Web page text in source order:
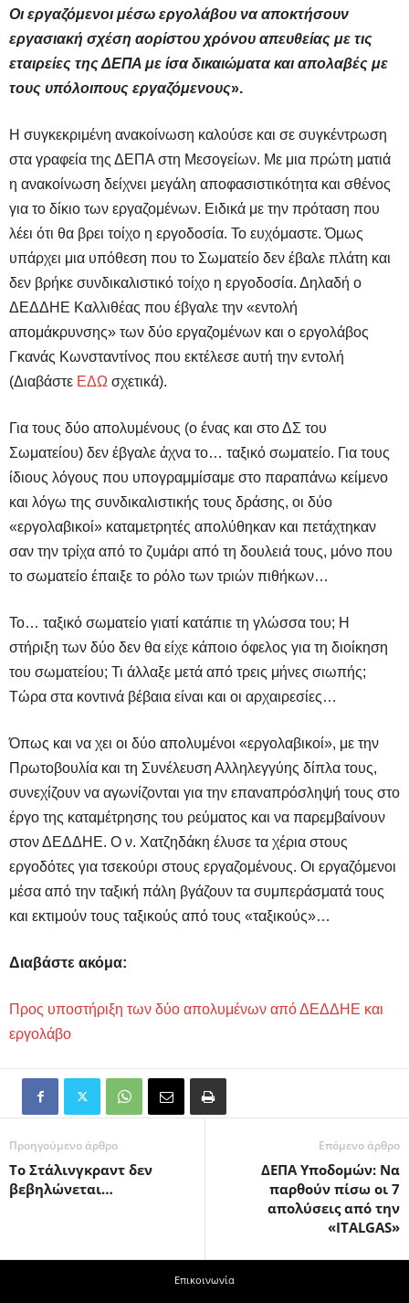
Οι εργαζόμενοι μέσω εργολάβου να αποκτήσουν
εργασιακή σχέση αορίστου χρόνου απευθείας με τις
εταιρείες της ΔΕΠΑ με ίσα δικαιώματα και απολαβές με
τους υπόλοιπους εργαζόμενους».
Η συγκεκριμένη ανακοίνωση καλούσε και σε συγκέντρωση
στα γραφεία της ΔΕΠΑ στη Μεσογείων. Με μια πρώτη ματιά
η ανακοίνωση δείχνει μεγάλη αποφασιστικότητα και σθένος
για το δίκιο των εργαζομένων. Ειδικά με την πρόταση που
λέει ότι θα βρει τοίχο η εργοδοσία. Το ευχόμαστε. Όμως
υπάρχει μια υπόθεση που το Σωματείο δεν έβαλε πλάτη και
δεν βρήκε συνδικαλιστικό τοίχο η εργοδοσία. Δηλαδή ο
ΔΕΔΔΗΕ Καλλιθέας που έβγαλε την «εντολή
απομάκρυνσης» των δύο εργαζομένων και ο εργολάβος
Γκανάς Κωνσταντίνος που εκτέλεσε αυτή την εντολή
(Διαβάστε ΕΔΩ σχετικά).
Για τους δύο απολυμένους (ο ένας και στο ΔΣ του
Σωματείου) δεν έβγαλε άχνα το… ταξικό σωματείο. Για τους
ίδιους λόγους που υπογραμμίσαμε στο παραπάνω κείμενο
και λόγω της συνδικαλιστικής τους δράσης, οι δύο
«εργολαβικοί» καταμετρητές απολύθηκαν και πετάχτηκαν
σαν την τρίχα από το ζυμάρι από τη δουλειά τους, μόνο που
το σωματείο έπαιξε το ρόλο των τριών πιθήκων…
Το… ταξικό σωματείο γιατί κατάπιε τη γλώσσα του; Η
στήριξη των δύο δεν θα είχε κάποιο όφελος για τη διοίκηση
του σωματείου; Τι άλλαξε μετά από τρεις μήνες σιωπής;
Τώρα στα κοντινά βέβαια είναι και οι αρχαιρεσίες…
Όπως και να χει οι δύο απολυμένοι «εργολαβικοί», με την
Πρωτοβουλία και τη Συνέλευση Αλληλεγγύης δίπλα τους,
συνεχίζουν να αγωνίζονται για την επαναπρόσληψή τους στο
έργο της καταμέτρησης του ρεύματος και να παρεμβαίνουν
στον ΔΕΔΔΗΕ. Ο ν. Χατζηδάκη έλυσε τα χέρια στους
εργοδότες για τσεκούρι στους εργαζομένους. Οι εργαζόμενοι
μέσα από την ταξική πάλη βγάζουν τα συμπεράσματά τους
και εκτιμούν τους ταξικούς από τους «ταξικούς»…
Διαβάστε ακόμα:
Προς υποστήριξη των δύο απολυμένων από ΔΕΔΔΗΕ και
εργολάβο
Προηγούμενο άρθρο
Το Στάλινγκραντ δεν
βεβηλώνεται…
Επόμενο άρθρο
ΔΕΠΑ Υποδομών: Να
παρθούν πίσω οι 7
απολύσεις από την
«ITALGAS»
Επικοινωνία